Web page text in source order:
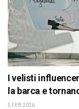
I velisti
la barca e
5 FEB 2026